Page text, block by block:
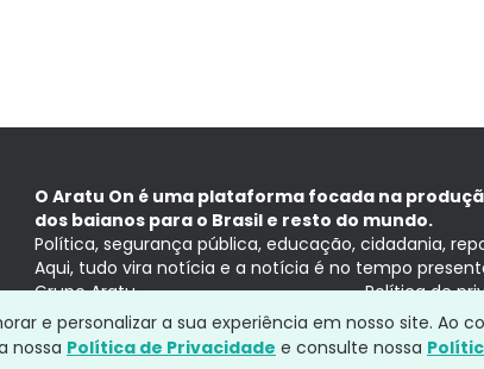
O Aratu On é uma plataforma focada na
dos baianos para o Brasil e resto do mundo.
Política, segurança pública, educação, cidadania,
Aqui, tudo vira notícia e a notícia é no tempo
Grupo Aratu
Política de
e personalizar a sua experiência em nosso site.
nossa Política de Privacidade e consulte nossa